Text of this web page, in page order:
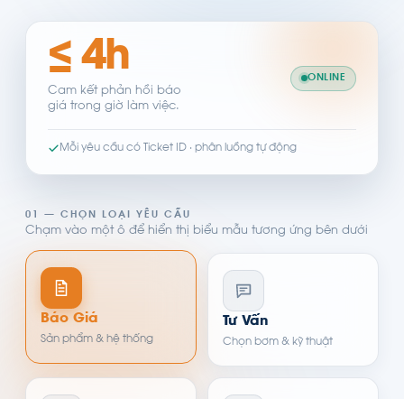
≤ 4h
Cam kết phản hồi báo
giá trong giờ làm việc.
ONLINE
Mỗi yêu cầu có Ticket ID · phân luồng tự động
01 — CHỌN LOẠI YÊU CẦU
Chạm vào một ô để hiển thị biểu mẫu tương ứng bên dưới
Báo Giá
Sản phẩm & hệ thống
Tư Vấn
Chọn bơm & kỹ thuật